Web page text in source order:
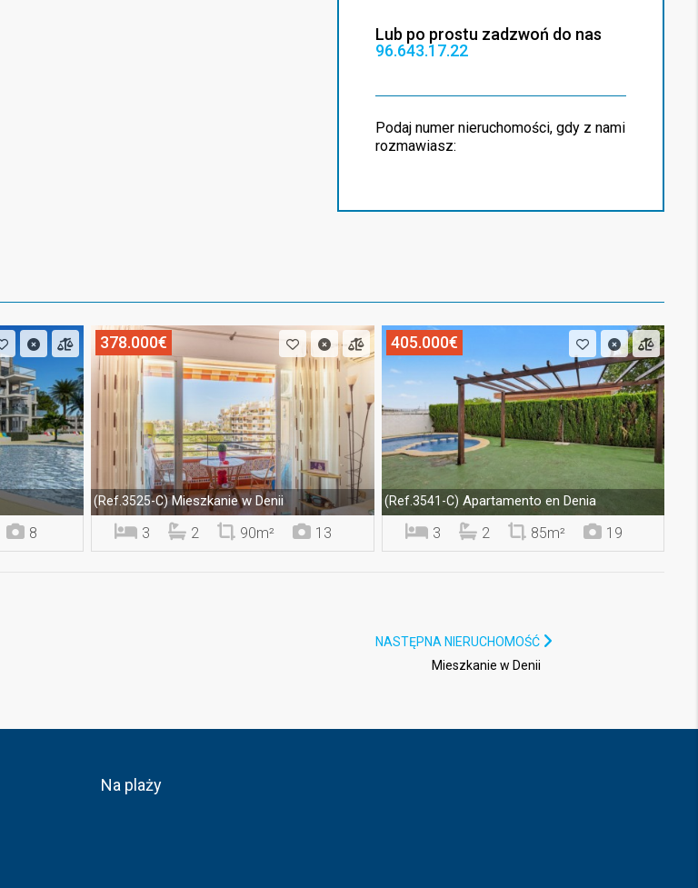
Lub po prostu zadzwoń do nas
96.643.17.22
Podaj numer nieruchomości, gdy z nami
rozmawiasz:
8
378.000€
(Ref.3525-C)Mieszkanie w Denii
3 2 90m² 13
405.000€
(Ref.3541-C) Apartamento en Denia
3 2 85m² 19
NASTĘPNA NIERUCHOMOŚĆ
Mieszkanie w Denii
Na plaży